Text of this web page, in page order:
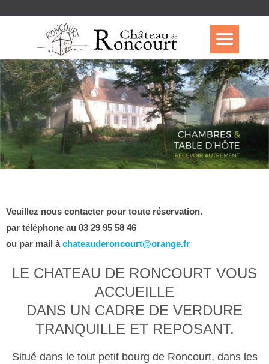
Veuillez nous contacter pour toute réservation.
par téléphone au 03 29 95 58 46
ou par mail àchateauderoncourt@orange.fr
LE CHATEAU DE RONCOURT VOUS
ACCUEILLE
DANS UN CADRE DE VERDURE
TRANQUILLE ET REPOSANT.
Situé dans le tout petit bourg de Roncourt, dans les